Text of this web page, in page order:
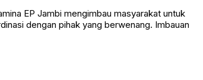
EP Jambi mengimbau masyarakat untuk
dengan pihak yang berwenang. Imbauan